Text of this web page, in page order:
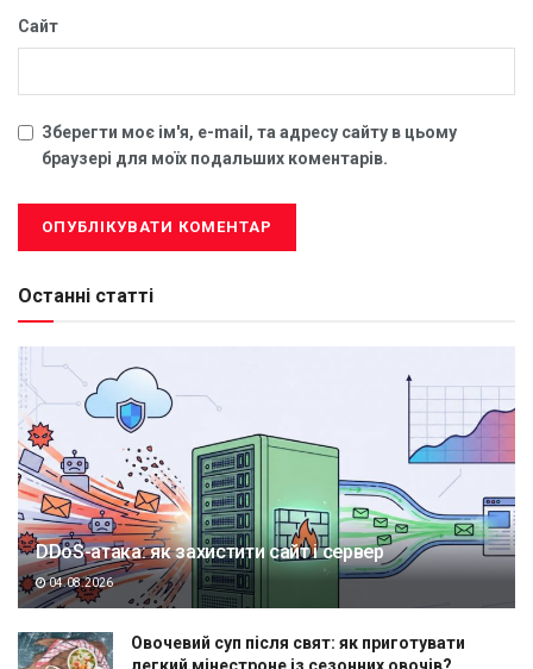
Сайт
Зберегти моє ім'я, e-mail, та адресу сайту в цьому
браузері для моїх подальших коментарів.
Останні статті
DDoS-атака: як захистити сайт і сервер
04.08.2026
Овочевий суп після свят: як приготувати